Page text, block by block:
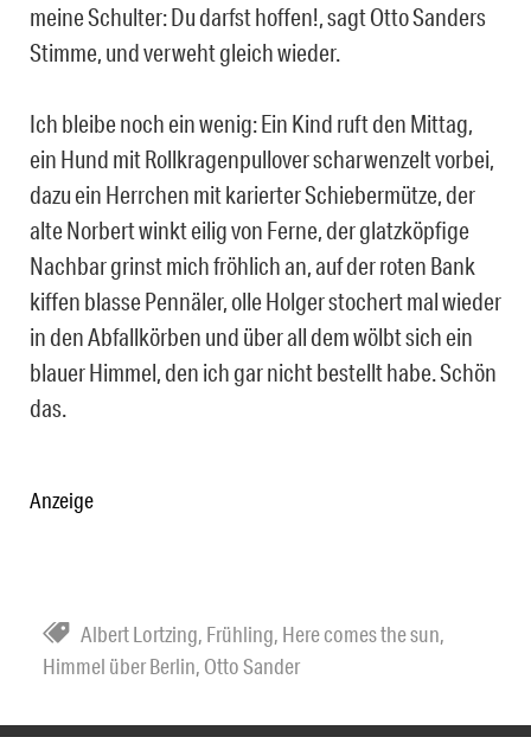
meine Schulter: Du darfst hoffen!, sagt Otto Sanders
Stimme, und verweht gleich wieder.
Ich bleibe noch ein wenig: Ein Kind ruft den Mittag,
ein Hund mit Rollkragenpullover scharwenzelt vorbei,
dazu ein Herrchen mit karierter Schiebermütze, der
alte Norbert winkt eilig von Ferne, der glatzköpfige
Nachbar grinst mich fröhlich an, auf der roten Bank
kiffen blasse Pennäler, olle Holger stochert mal wieder
in den Abfallkörben und über all dem wölbt sich ein
blauer Himmel, den ich gar nicht bestellt habe. Schön
das.
Anzeige
Albert Lortzing, Frühling, Here comes the sun,
Himmel über Berlin, Otto Sander